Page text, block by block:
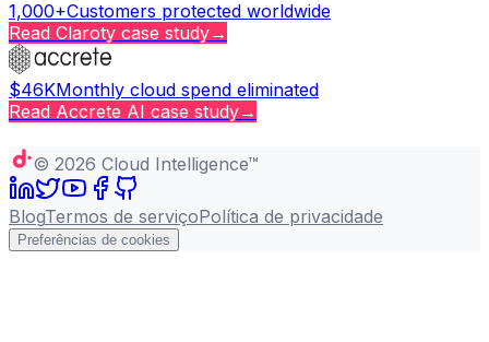
1,000+Customers protected worldwide
Read Claroty case study→
$46KMonthly cloud spend eliminated
Read Accrete AI case study→
© 2026 Cloud Intelligence™
BlogTermos de serviçoPolítica de privacidade
Preferências de cookies